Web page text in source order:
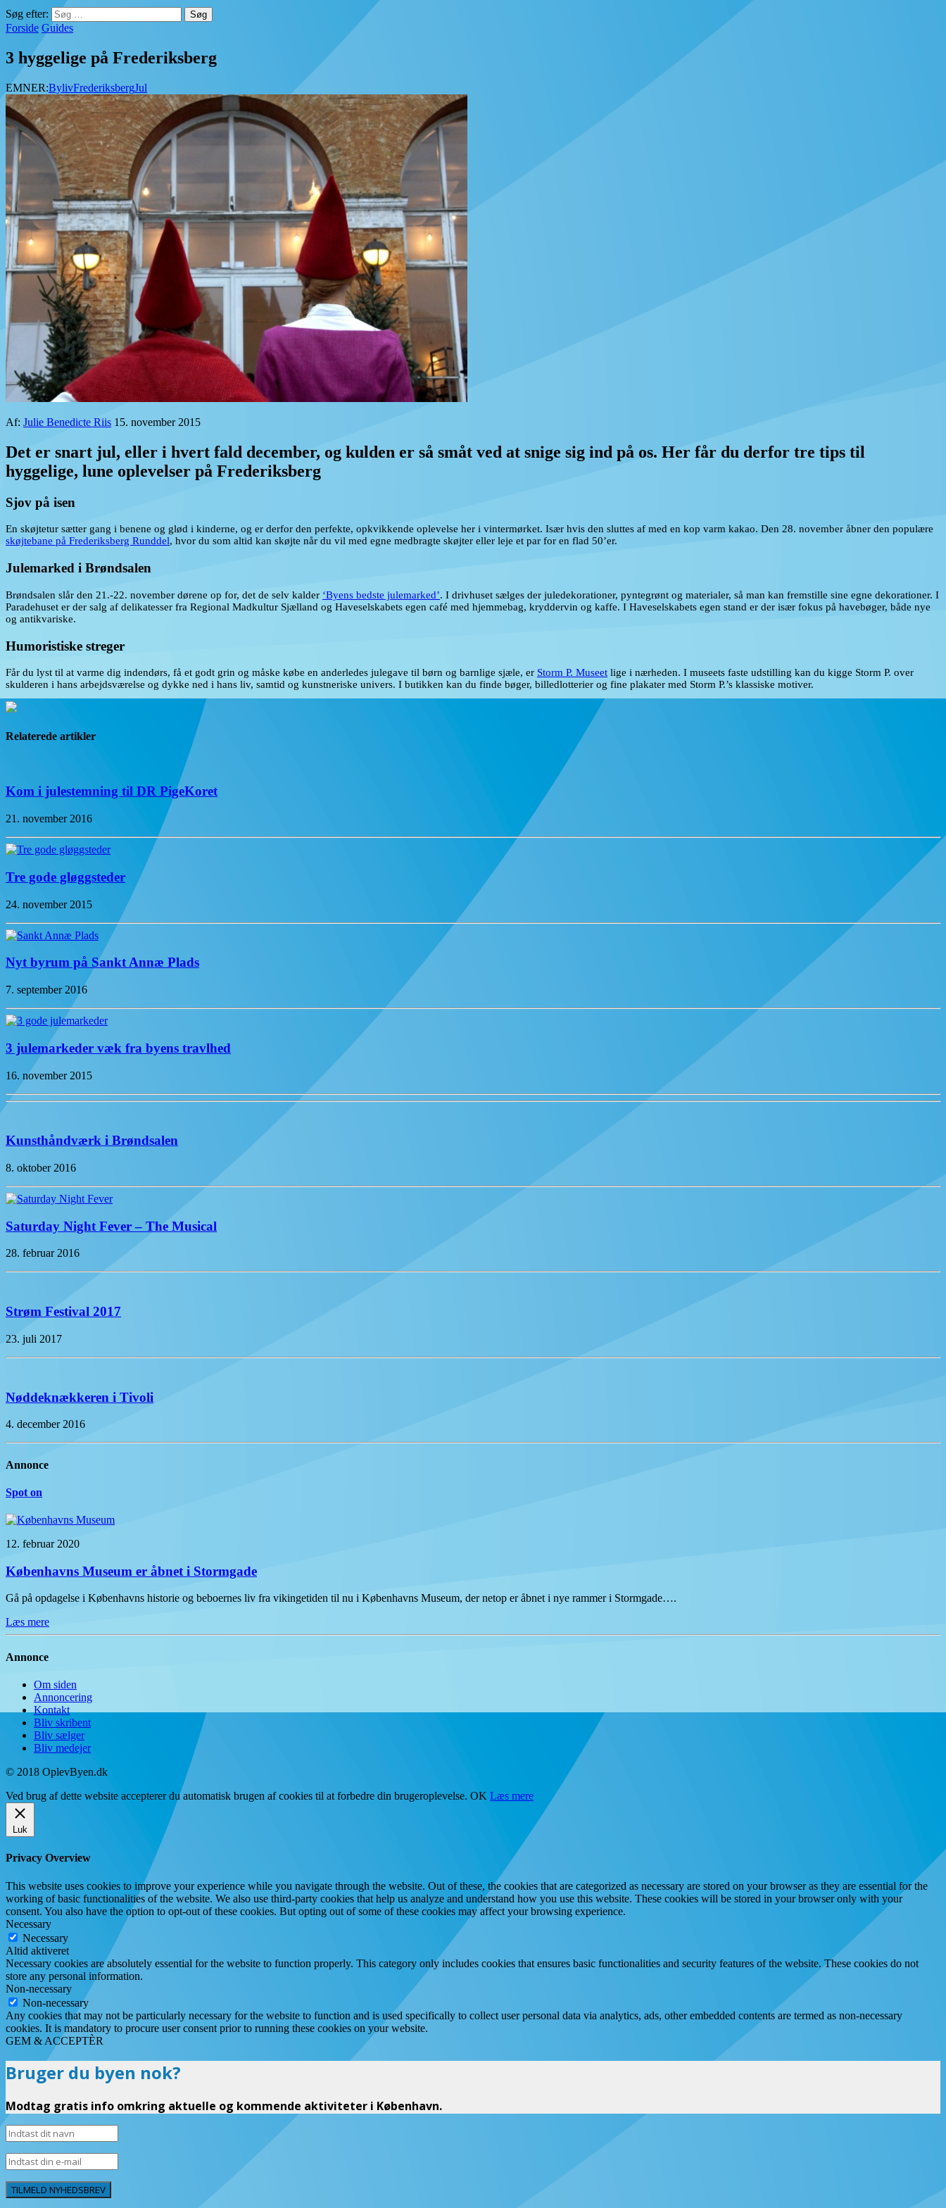
Søg efter:
Forside Guides
3 hyggelige på Frederiksberg
EMNER:BylivFrederiksbergJul
Af: Julie Benedicte Riis 15. november 2015
Det er snart jul, eller i hvert fald december, og kulden er så småt ved at snige sig ind på os. Her får du derfor tre tips til
hyggelige, lune oplevelser på Frederiksberg
Sjov på isen
En skøjtetur sætter gang i benene og glød i kinderne, og er derfor den perfekte, opkvikkende oplevelse her i vintermørket. Især hvis den sluttes af med en kop varm kakao. Den 28. november åbner den populære
skøjtebane på Frederiksberg Runddel, hvor du som altid kan skøjte når du vil med egne medbragte skøjter eller leje et par for en flad 50’er.
Julemarked i Brøndsalen
Brøndsalen slår den 21.-22. november dørene op for, det de selv kalder ‘Byens bedste julemarked’. I drivhuset sælges der juledekorationer, pyntegrønt og materialer, så man kan fremstille sine egne dekorationer. I
Paradehuset er der salg af delikatesser fra Regional Madkultur Sjælland og Haveselskabets egen café med hjemmebag, kryddervin og kaffe. I Haveselskabets egen stand er der især fokus på havebøger, både nye
og antikvariske.
Humoristiske streger
Får du lyst til at varme dig indendørs, få et godt grin og måske købe en anderledes julegave til børn og barnlige sjæle, er Storm P. Museet lige i nærheden. I museets faste udstilling kan du kigge Storm P. over
skulderen i hans arbejdsværelse og dykke ned i hans liv, samtid og kunstneriske univers. I butikken kan du finde bøger, billedlotterier og fine plakater med Storm P.’s klassiske motiver.
Relaterede artikler
Kom i julestemning til DR PigeKoret
21. november 2016
Tre gode gløggsteder
24. november 2015
Nyt byrum på Sankt Annæ Plads
7. september 2016
3 julemarkeder væk fra byens travlhed
16. november 2015
Kunsthåndværk i Brøndsalen
8. oktober 2016
Saturday Night Fever – The Musical
28. februar 2016
Strøm Festival 2017
23. juli 2017
Nøddeknækkeren i Tivoli
4. december 2016
Annonce
Spot on
12. februar 2020
Københavns Museum er åbnet i Stormgade
Gå på opdagelse i Københavns historie og beboernes liv fra vikingetiden til nu i Københavns Museum, der netop er åbnet i nye rammer i Stormgade….
Læs mere
Annonce
Om siden
Annoncering
Kontakt
Bliv skribent
Bliv sælger
Bliv medejer
© 2018 OplevByen.dk
Ved brug af dette website accepterer du automatisk brugen af cookies til at forbedre din brugeroplevelse. OK Læs mere
Luk
Privacy Overview
This website uses cookies to improve your experience while you navigate through the website. Out of these, the cookies that are categorized as necessary are stored on your browser as they are essential for the
working of basic functionalities of the website. We also use third-party cookies that help us analyze and understand how you use this website. These cookies will be stored in your browser only with your
consent. You also have the option to opt-out of these cookies. But opting out of some of these cookies may affect your browsing experience.
Necessary
Necessary
Altid aktiveret
Necessary cookies are absolutely essential for the website to function properly. This category only includes cookies that ensures basic functionalities and security features of the website. These cookies do not
store any personal information.
Non-necessary
Non-necessary
Any cookies that may not be particularly necessary for the website to function and is used specifically to collect user personal data via analytics, ads, other embedded contents are termed as non-necessary
cookies. It is mandatory to procure user consent prior to running these cookies on your website.
GEM & ACCEPTÈR
Bruger du byen nok?
Modtag gratis info omkring aktuelle og kommende aktiviteter i København.
TILMELD NYHEDSBREV